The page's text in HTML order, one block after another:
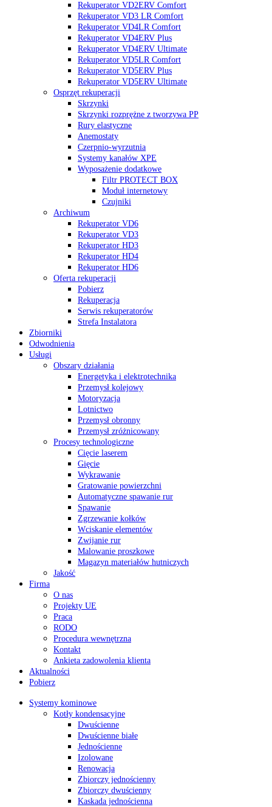
Rekuperator VD2ERV Comfort
Rekuperator VD3 LR Comfort
Rekuperator VD4LR Comfort
Rekuperator VD4ERV Plus
Rekuperator VD4ERV Ultimate
Rekuperator VD5LR Comfort
Rekuperator VD5ERV Plus
Rekuperator VD5ERV Ultimate
Osprzęt rekuperacji
Skrzynki
Skrzynki rozprężne z tworzywa PP
Rury elastyczne
Anemostaty
Czerpnio-wyrzutnia
Systemy kanałów XPE
Wyposażenie dodatkowe
Filtr PROTECT BOX
Moduł internetowy
Czujniki
Archiwum
Rekuperator VD6
Rekuperator VD3
Rekuperator HD3
Rekuperator HD4
Rekuperator HD6
Oferta rekuperacji
Pobierz
Rekuperacja
Serwis rekuperatorów
Strefa Instalatora
Zbiorniki
Odwodnienia
Usługi
Obszary działania
Energetyka i elektrotechnika
Przemysł kolejowy
Motoryzacja
Lotnictwo
Przemysł obronny
Przemysł zróżnicowany
Procesy technologiczne
Cięcie laserem
Gięcie
Wykrawanie
Gratowanie powierzchni
Automatyczne spawanie rur
Spawanie
Zgrzewanie kołków
Wciskanie elementów
Zwijanie rur
Malowanie proszkowe
Magazyn materiałów hutniczych
Jakość
Firma
O nas
Projekty UE
Praca
RODO
Procedura wewnętrzna
Kontakt
Ankieta zadowolenia klienta
Aktualności
Pobierz
Systemy kominowe
Kotły kondensacyjne
Dwuścienne
Dwuścienne białe
Jednościenne
Izolowane
Renowacja
Zbiorczy jednościenny
Zbiorczy dwuścienny
Kaskada jednościenna